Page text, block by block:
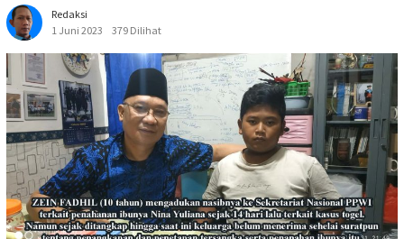
Redaksi
1 Juni 2023
379 Dilihat